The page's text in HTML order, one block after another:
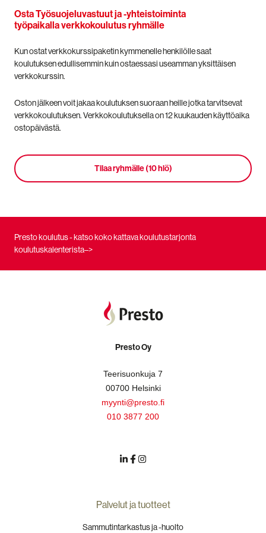
Osta Työsuojeluvastuut ja -yhteistoiminta
työpaikalla verkkokoulutus ryhmälle
Kun ostat verkkokurssipaketin kymmenelle henkilölle saat
koulutuksen edullisemmin kuin ostaessasi useamman yksittäisen
verkkokurssin.
Oston jälkeen voit jakaa koulutuksen suoraan heille jotka tarvitsevat
verkkokoulutuksen. Verkkokoulutuksella on 12 kuukauden käyttöaika
ostopäivästä.
Tilaa ryhmälle (10 hlö)
Presto koulutus - katso koko kattava koulutustarjonta
koulutuskalenterista–>
Presto Oy
Teerisuonkuja 7
00700 Helsinki
myynti@presto.fi
010 3877 200
Palvelut ja tuotteet
Sammutintarkastus ja -huolto